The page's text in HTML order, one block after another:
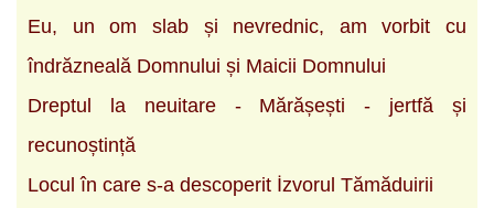
Eu, un om slab și nevrednic, am vorbit cu
îndrăzneală Domnului și Maicii Domnului
Dreptul la neuitare - Mărășești - jertfă și
recunoștință
Locul în care s-a descoperit İzvorul Tămăduirii